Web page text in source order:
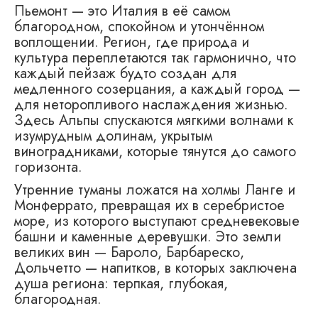
Пьемонт — это Италия в её самом
благородном, спокойном и утончённом
воплощении. Регион, где природа и
культура переплетаются так гармонично, что
каждый пейзаж будто создан для
медленного созерцания, а каждый город —
для неторопливого наслаждения жизнью.
Здесь Альпы спускаются мягкими волнами к
изумрудным долинам, укрытым
виноградниками, которые тянутся до самого
горизонта.
Утренние туманы ложатся на холмы Ланге и
Монферрато, превращая их в серебристое
море, из которого выступают средневековые
башни и каменные деревушки. Это земли
великих вин — Бароло, Барбареско,
Дольчетто — напитков, в которых заключена
душа региона: терпкая, глубокая,
благородная.